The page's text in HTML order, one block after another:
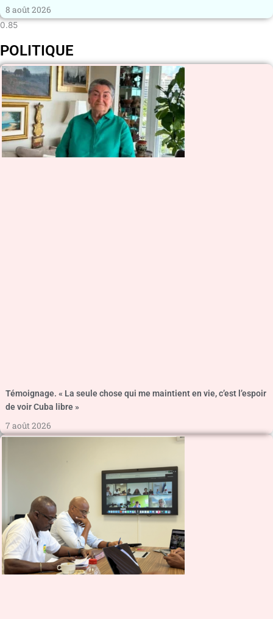
8 août 2026
POLITIQUE
Témoignage. « La seule chose qui me maintient en vie, c’est l’espoir
de voir Cuba libre »
7 août 2026